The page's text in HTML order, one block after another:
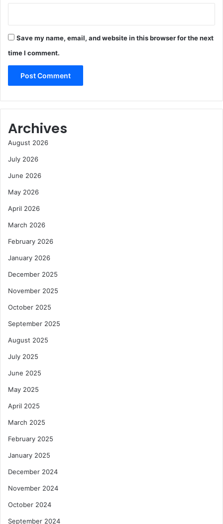
Save my name, email, and website in this browser for the next
time I comment.
Archives
August 2026
July 2026
June 2026
May 2026
April 2026
March 2026
February 2026
January 2026
December 2025
November 2025
October 2025
September 2025
August 2025
July 2025
June 2025
May 2025
April 2025
March 2025
February 2025
January 2025
December 2024
November 2024
October 2024
September 2024